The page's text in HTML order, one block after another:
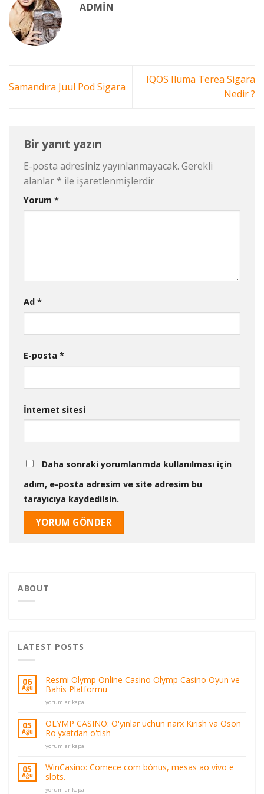
ADMIN
Samandıra Juul Pod Sigara
IQOS Iluma Terea Sigara
Nedir ?
Bir yanıt yazın
E-posta adresiniz yayınlanmayacak. Gerekli
alanlar * ile işaretlenmişlerdir
Yorum *
Ad *
E-posta *
İnternet sitesi
Daha sonraki yorumlarımda kullanılması için
adım, e-posta adresim ve site adresim bu
tarayıcıya kaydedilsin.
ABOUT
LATEST POSTS
06
Ağu
Resmi Olymp Online Casino Olymp Casino Oyun ve
Bahis Platformu
Resmi
Casino
Olymp
Casino
ve
Bahis
Platformu
için
yorumlar kapalı
05
Ağu
OLYMP CASINO: O'yinlar uchun narx Kirish va Oson
Ro'yxatdan o'tish
OLYMP
uchun
narx
Kirish
yorumlar kapalı
05
Ağu
WinCasino: Comece com bónus, mesas ao vivo e
slots.
WinCasino:
yorumlar kapalı